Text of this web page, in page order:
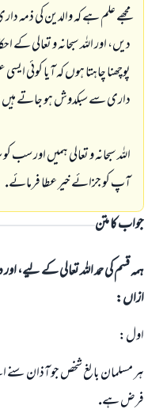
مجھے علم ہے كہ والدين كى ذمہ
ديں، اور اللہ سبحانہ و تعالى كے
پوچھنا چاہتا ہوں كہ آيا كوئى
دارى سے سبكدوش ہو جاتے
اللہ سبحانہ و تعالى ہميں اور سب
آپ كو جزائے خير عطا فرمائے.
جواب کا متن
ہمہ قسم کی حمد اللہ تعالی کے لیے،
ازاں:
اول:
ہر مسلمان بالغ شخص جو آذان سنے
فرض ہے.